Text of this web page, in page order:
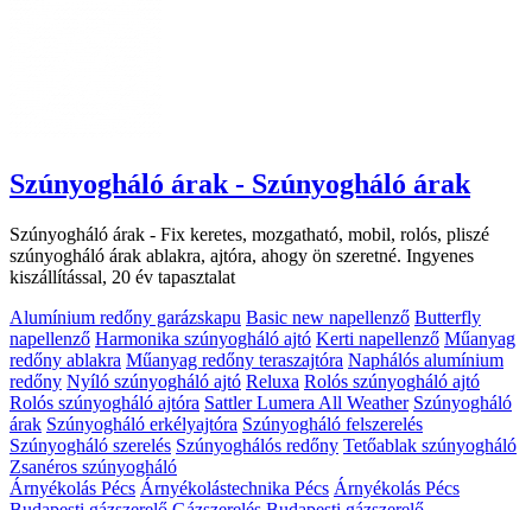
Szúnyogháló árak - Szúnyogháló árak
Szúnyogháló árak - Fix keretes, mozgatható, mobil, rolós, pliszé
szúnyogháló árak ablakra, ajtóra, ahogy ön szeretné. Ingyenes
kiszállítással, 20 év tapasztalat
Alumínium redőny garázskapu Basic new napellenző Butterfly
napellenző Harmonika szúnyogháló ajtó Kerti napellenző Műanyag
redőny ablakra Műanyag redőny teraszajtóra Naphálós alumínium
redőny Nyíló szúnyogháló ajtó Reluxa Rolós szúnyogháló ajtó
Rolós szúnyogháló ajtóra Sattler Lumera All Weather Szúnyogháló
árak Szúnyogháló erkélyajtóra Szúnyogháló felszerelés
Szúnyogháló szerelés Szúnyoghálós redőny Tetőablak szúnyogháló
Zsanéros szúnyogháló
Árnyékolás Pécs Árnyékolástechnika Pécs Árnyékolás Pécs